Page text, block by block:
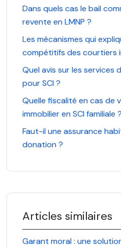
Dans quels cas le bail
revente en LMNP ?
Les mécanismes qui
compétitifs des courtiers
Quel avis sur les services
pour SCI ?
Quelle fiscalité en cas de
immobilier en SCI familiale ?
Faut-il une assurance
donation ?
Articles similaires
Garant moral : une